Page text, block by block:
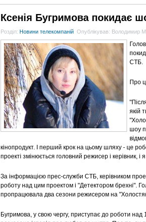
Ксенія Бугримова покидає
Розділ: Новини телекомпаній Опублікував: Володимир
СТБ.
Про
якій
шоу
кінопродукт. І перший крок на цьому шляху - це
проекті змінюється головний режисер і керівник,
За інформацією прес-служби СТБ, керівником
роботу над цим проектом і "Детектором брехні".
пропрацювала два сезони режисером на
Бугримова, у свою чергу, приступає до роботи